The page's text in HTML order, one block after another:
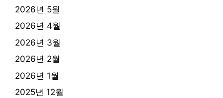
2026년 5월
2026년 4월
2026년 3월
2026년 2월
2026년 1월
2025년 12월